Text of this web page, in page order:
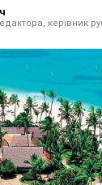
керівник